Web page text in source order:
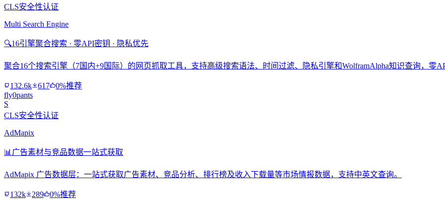
CLS安全性认证
Multi Search Engine
🔍16引擎聚合搜索 · 零API密钥 · 隐私优先
聚合16个搜索引擎（7国内+9国际）的网页抓取工具，支持高级搜索语法、时间过滤、隐私引擎和WolframAlpha知识查询，零
132.6k 617
0%推荐
fly0pants
S
CLS安全性认证
AdMapix
📊 广告素材与竞品数据一站式获取
AdMapix 广告数据层：一站式获取广告素材、竞品分析、排行榜及收入下载量等市场情报数据，支持中英文查询。
132k 289
0%推荐